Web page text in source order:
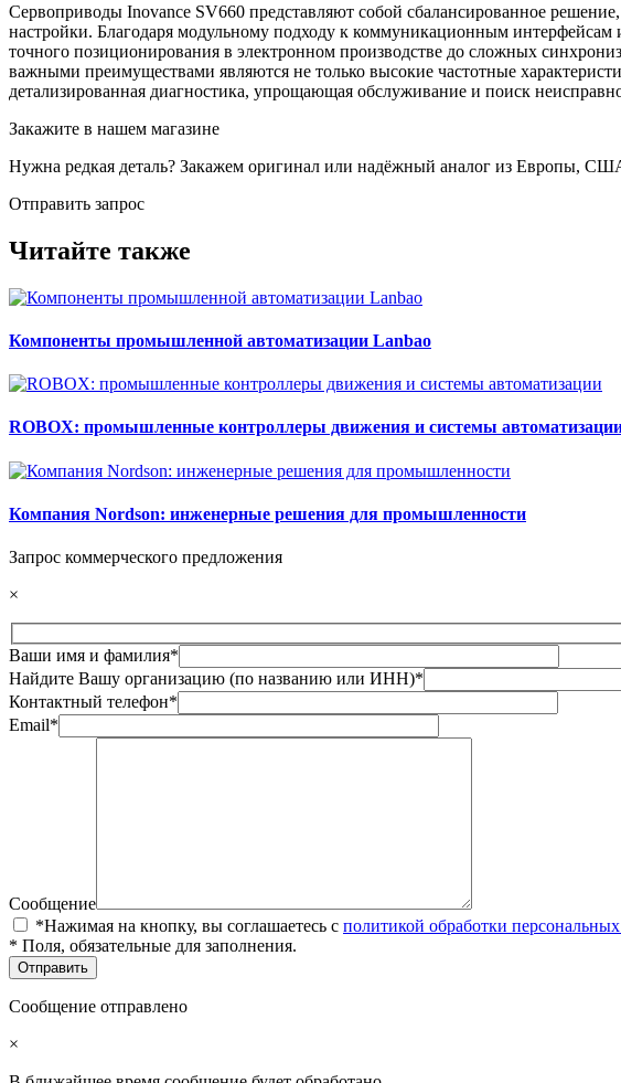
Сервоприводы Inovance SV660 представляют собой сбалансированное
настройки. Благодаря модульному подходу к коммуникационным
точного позиционирования в электронном производстве до сложных
важными преимуществами являются не только высокие частотные
детализированная диагностика, упрощающая обслуживание и поиск
Закажите в нашем магазине
Нужна редкая деталь? Закажем оригинал или надёжный аналог из Европы,
Отправить запрос
Читайте также
Компоненты промышленной автоматизации Lanbao
ROBOX: промышленные контроллеры движения и системы
Компания Nordson: инженерные решения для промышленности
Запрос коммерческого предложения
×
Ваши имя и фамилия*
Найдите Вашу организацию (по названию или ИНН)*
Контактный телефон*
Email*
Сообщение
*Нажимая на кнопку, вы соглашаетесь с политикой обработки
* Поля, обязательные для заполнения.
Сообщение отправлено
×